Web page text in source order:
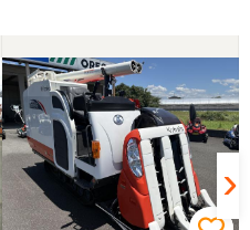
た。とにかく対応が素晴ら
した。 必要な農機具があっ
うと思っています。 ありが